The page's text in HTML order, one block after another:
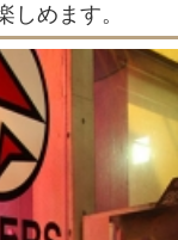
しめます。